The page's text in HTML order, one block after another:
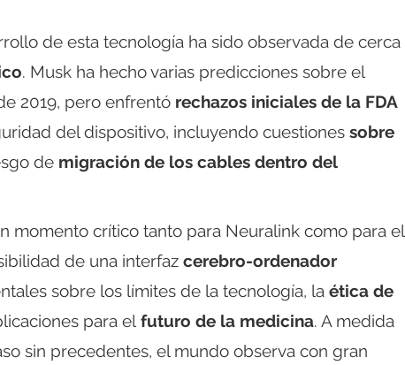
de esta tecnología ha sido observada de cerca
. Musk ha hecho varias predicciones sobre el
2019, pero enfrentó rechazos iniciales de la FDA
del dispositivo, incluyendo cuestiones sobre
de migración de los cables dentro del
momento crítico tanto para Neuralink como para el
de una interfaz cerebro-ordenador
sobre los límites de la tecnología, la ética de
para el futuro de la medicina. A medida
sin precedentes, el mundo observa con gran